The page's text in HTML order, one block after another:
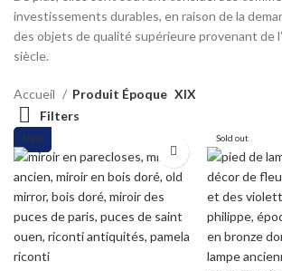
investissements durables, en raison de la
des objets de qualité supérieure provenant de
siècle.
Accueil Produit Époque XIX
Filters
New Sold out